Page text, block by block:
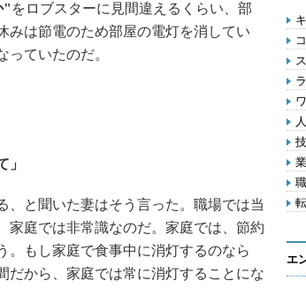
" をロブスターに見間違えるくらい、部
みは節電のため部屋の電灯を消してい
ていたのだ。
と聞いた妻はそう言った。職場では当
家庭では非常識なのだ。家庭では、節約
。もし家庭で食事中に消灯するのなら
だから、家庭では常に消灯することにな
エ